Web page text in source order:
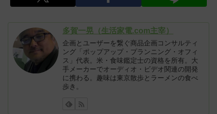
多賀一晃（生活家電.com主宰）
企画とユーザーを繋ぐ商品企画コンサルティ
ング「ポップアップ・プランニング・オフィ
ス」代表。米・食味鑑定士の資格を所有。大
手メーカーでオーディオ・ビデオ関連の開発
に携わる。趣味は東京散歩とラーメンの食べ
歩き。